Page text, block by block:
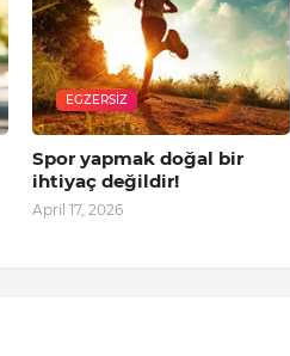
EGZERSIZ
Spor yapmak doğal bir
ihtiyaç değildir!
April 17, 2026